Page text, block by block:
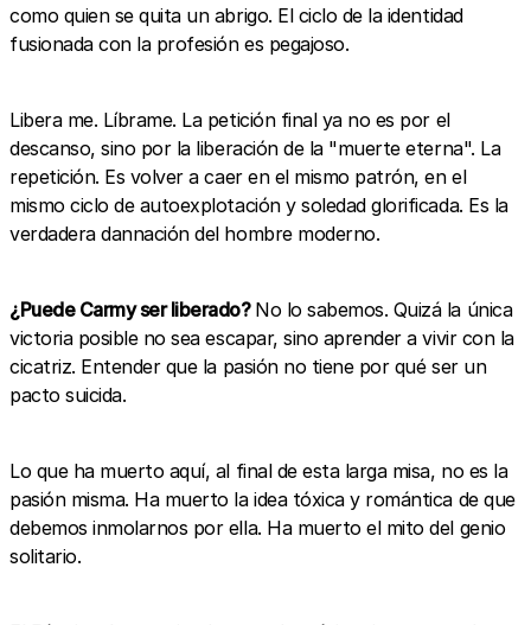
como quien se quita un abrigo. El ciclo de la identidad
fusionada con la profesión es pegajoso.
Libera me. Líbrame. La petición final ya no es por el
descanso, sino por la liberación de la "muerte eterna". La
repetición. Es volver a caer en el mismo patrón, en el
mismo ciclo de autoexplotación y soledad glorificada. Es la
verdadera dannación del hombre moderno.
¿Puede Carmy ser liberado? No lo sabemos. Quizá la única
victoria posible no sea escapar, sino aprender a vivir con la
cicatriz. Entender que la pasión no tiene por qué ser un
pacto suicida.
Lo que ha muerto aquí, al final de esta larga misa, no es la
pasión misma. Ha muerto la idea tóxica y romántica de que
debemos inmolarnos por ella. Ha muerto el mito del genio
solitario.